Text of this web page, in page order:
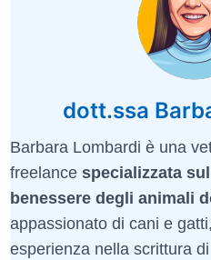
dott.ssa
Barbara Lombardi è una
freelance specializzata
benessere degli animali
appassionato di cani e
esperienza nella scrittura